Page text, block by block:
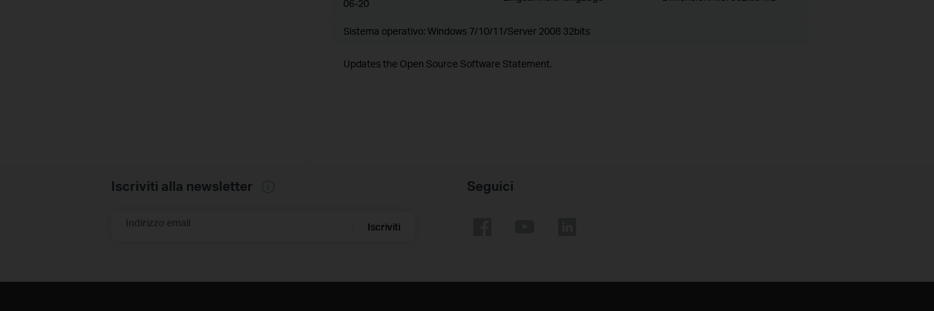
06-20
Sistema operativo: Windows 7/10/11/Server 2008 32bits
Updates the Open Source Software Statement.
Iscriviti alla newsletter
Indirizzo email Iscriviti
Seguici